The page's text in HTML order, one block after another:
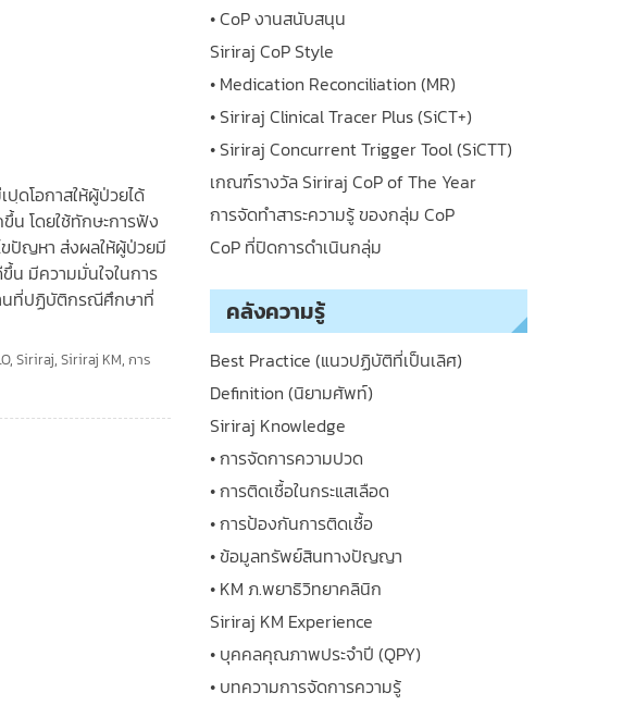
ดโอกาสให้ผู้ป่วยได้
น โดยใช้ทักษะการฟัง
ขปัญหา ส่งผลให้ผู้ป่วยมี
น มีความมั่นใจในการ
านที่ปฏิบัติกรณีศึกษาที่
,Siriraj,Siriraj KM,การ
• CoP งานสนับสนุน
Siriraj CoP Style
• Medication Reconciliation (MR)
• Siriraj Clinical Tracer Plus (SiCT+)
• Siriraj Concurrent Trigger Tool (SiCTT)
เกณฑ์รางวัล Siriraj CoP of The Year
การจัดทำสาระความรู้ ของกลุ่ม CoP
CoP ที่ปิดการดำเนินกลุ่ม
คลังความรู้
Best Practice (แนวปฏิบัติที่เป็นเลิศ)
Definition (นิยามศัพท์)
Siriraj Knowledge
• การจัดการความปวด
• การติดเชื้อในกระแสเลือด
• การป้องกันการติดเชื้อ
• ข้อมูลทรัพย์สินทางปัญญา
• KM ภ.พยาธิวิทยาคลินิก
Siriraj KM Experience
• บุคคลคุณภาพประจำปี (QPY)
• บทความการจัดการความรู้